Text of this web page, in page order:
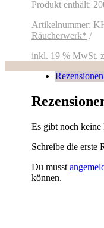
Produkt enthält:
Artikelnummer:
Räucherwerk*
inkl. 19 % MwSt.
Es gibt noch keine
Schreibe die erste
Du musst
können.